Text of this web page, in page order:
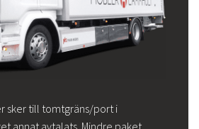
sker till tomtgräns/port i